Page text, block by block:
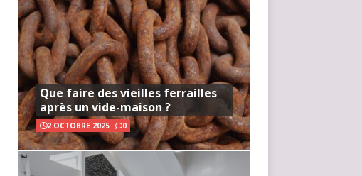
Que faire des vieilles ferrailles
après un vide-maison ?
2 OCTOBRE 2025 0